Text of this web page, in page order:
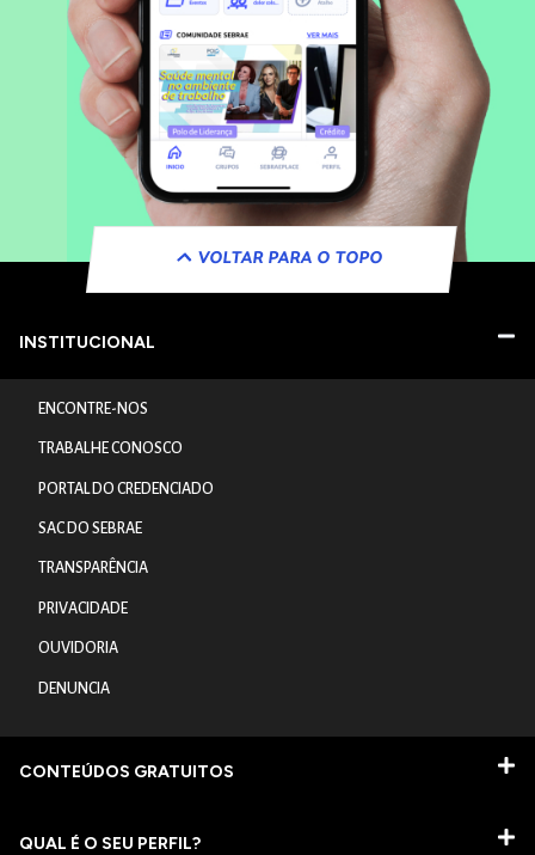
VOLTAR PARA O TOPO
INSTITUCIONAL
ENCONTRE-NOS
TRABALHE CONOSCO
PORTAL DO CREDENCIADO
SAC DO SEBRAE
TRANSPARÊNCIA
PRIVACIDADE
OUVIDORIA
DENUNCIA
CONTEÚDOS GRATUITOS
QUAL É O SEU PERFIL?